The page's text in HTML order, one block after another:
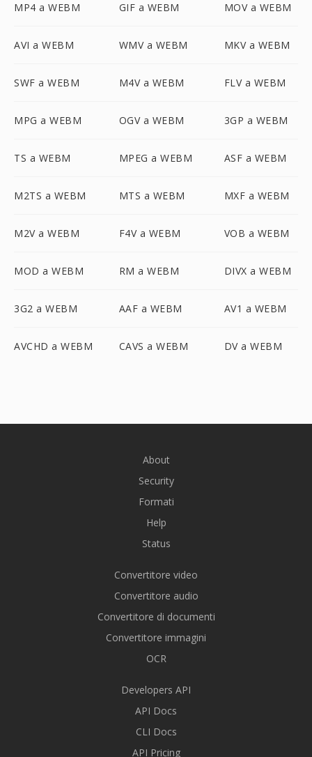
MP4 a WEBM GIF a WEBM MOV a WEBM
AVI a WEBM WMV a WEBM MKV a WEBM
SWF a WEBM M4V a WEBM FLV a WEBM
MPG a WEBM OGV a WEBM 3GP a WEBM
TS a WEBM MPEG a WEBM ASF a WEBM
M2TS a WEBM MTS a WEBM MXF a WEBM
M2V a WEBM F4V a WEBM VOB a WEBM
MOD a WEBM RM a WEBM DIVX a WEBM
3G2 a WEBM AAF a WEBM AV1 a WEBM
AVCHD a WEBM CAVS a WEBM DV a WEBM
About
Security
Formati
Help
Status
Convertitore video
Convertitore audio
Convertitore di documenti
Convertitore immagini
OCR
Developers API
API Docs
CLI Docs
API Pricing